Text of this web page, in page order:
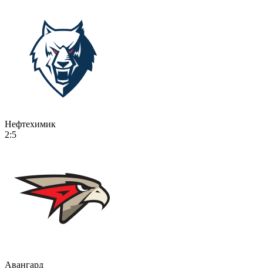
Нефтехимик
2:5
Авангард